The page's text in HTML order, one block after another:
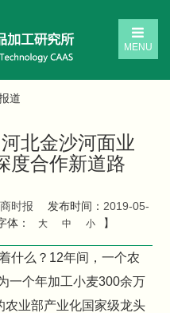
MENU
道
北金沙河面业
度合作新道路
时报 发布时间： 2019-05-
体： 大 中 小 】
什么？12年间，一个农
一个年加工小麦300余万
农业部产业化国家级龙头